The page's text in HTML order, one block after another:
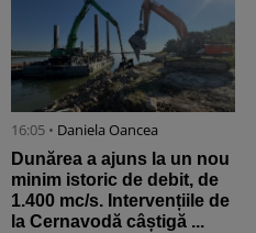
16:05 • Daniela Oancea
Dunărea a ajuns la un nou
minim istoric de debit, de
1.400 mc/s. Intervențiile de
la Cernavodă câștigă ...